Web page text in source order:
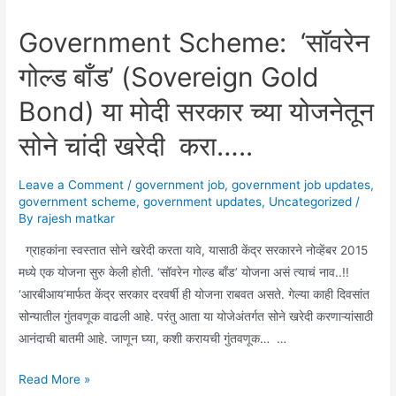
Government Scheme: ‘सॉवरेन
गोल्ड बाँड’ (Sovereign Gold
Bond) या मोदी सरकार च्या योजनेतून
सोने चांदी खरेदी करा…..
Leave a Comment /government job,government job updates,
government scheme,government updates, Uncategorized /
By rajesh matkar
ग्राहकांना स्वस्तात सोने खरेदी करता यावे, यासाठी केंद्र सरकारने नोव्हेंबर 2015
मध्ये एक योजना सुरु केली होती. ‘सॉवरेन गोल्ड बाँड’ योजना असं त्याचं नाव..!!
‘आरबीआय’मार्फत केंद्र सरकार दरवर्षी ही योजना राबवत असते. गेल्या काही दिवसांत
सोन्यातील गुंतवणूक वाढली आहे. परंतु आता या योजेअंतर्गत सोने खरेदी करणाऱ्यांसाठी
आनंदाची बातमी आहे. जाणून घ्या, कशी करायची गुंतवणूक… …
Government
Read More »